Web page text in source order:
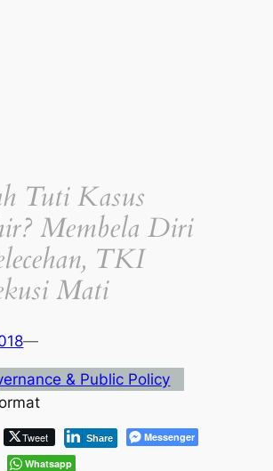
Tuti Kasus
Membela Diri
TKI
Mati
—
& Public Policy
Tweet Share
Messenger
Whatsapp